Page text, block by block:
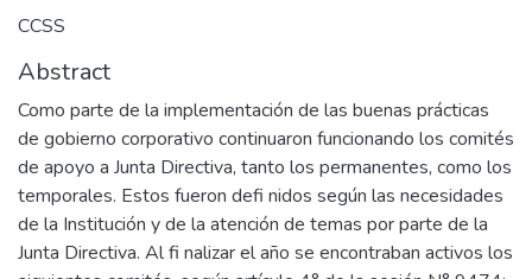
CCSS
Abstract
Como parte de la implementación de las buenas prácticas
de gobierno corporativo continuaron funcionando los comités
de apoyo a Junta Directiva, tanto los permanentes, como los
temporales. Estos fueron defi nidos según las necesidades
de la Institución y de la atención de temas por parte de la
Junta Directiva. Al fi nalizar el año se encontraban activos los